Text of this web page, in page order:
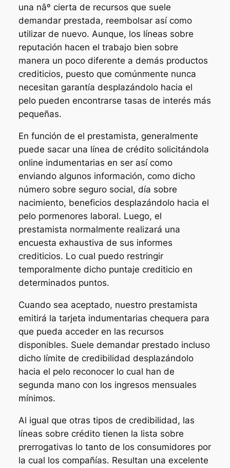
una nâº cierta de recursos que suele
demandar prestada, reembolsar así­ como
utilizar de nuevo. Aunque, los líneas sobre
reputación hacen el trabajo bien sobre
manera un poco diferente a demás productos
crediticios, puesto que comúnmente nunca
necesitan garantía desplazándolo hacia el
pelo pueden encontrarse tasas de interés más
pequeñas.
En función de el prestamista, generalmente
puede sacar una línea de crédito solicitándola
online indumentarias en ser así­ como
enviando algunos información, como dicho
número sobre seguro social, día sobre
nacimiento, beneficios desplazándolo hacia el
pelo pormenores laboral. Luego, el
prestamista normalmente realizará una
encuesta exhaustiva de sus informes
crediticios. Lo cual puedo restringir
temporalmente dicho puntaje crediticio en
determinados puntos.
Cuando sea aceptado, nuestro prestamista
emitirá la tarjeta indumentarias chequera para
que pueda acceder en las recursos
disponibles. Suele demandar prestado incluso
dicho límite de credibilidad desplazándolo
hacia el pelo reconocer lo cual han de
segunda mano con los ingresos mensuales
mínimos.
Al igual que otras tipos de credibilidad, las
líneas sobre crédito tienen la lista sobre
prerrogativas lo tanto de los consumidores por
la cual los compañías. Resultan una excelente